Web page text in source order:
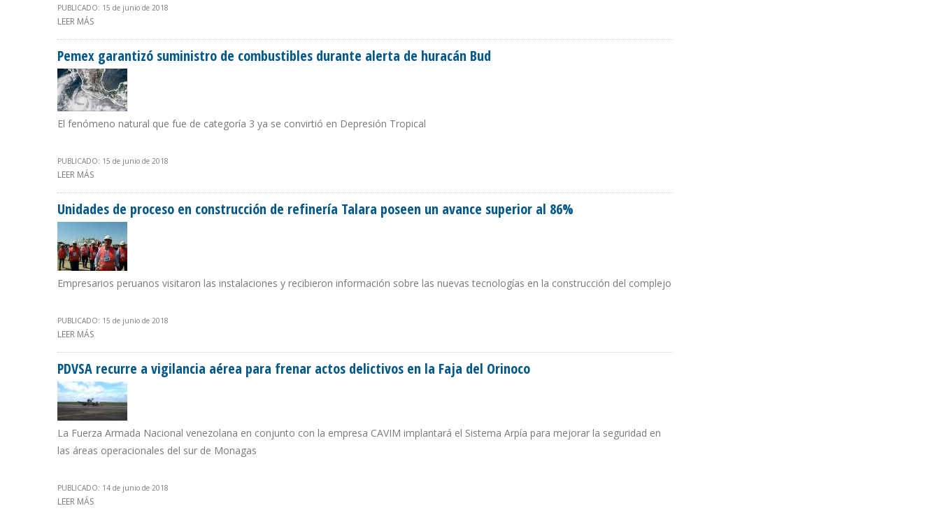
PUBLICADO: 15 de junio de 2018
LEER MÁS
Pemex garantizó suministro de combustibles durante alerta de huracán Bud
El fenómeno natural que fue de categoría 3 ya se convirtió en Depresión Tropical
PUBLICADO: 15 de junio de 2018
LEER MÁS
Unidades de proceso en construcción de refinería Talara poseen un avance superior al 86%
Empresarios peruanos visitaron las instalaciones y recibieron información sobre las nuevas tecnologías en la construcción del complejo
PUBLICADO: 15 de junio de 2018
LEER MÁS
PDVSA recurre a vigilancia aérea para frenar actos delictivos en la Faja del Orinoco
La Fuerza Armada Nacional venezolana en conjunto con la empresa CAVIM implantará el Sistema Arpía para mejorar la seguridad en
las áreas operacionales del sur de Monagas
PUBLICADO: 14 de junio de 2018
LEER MÁS